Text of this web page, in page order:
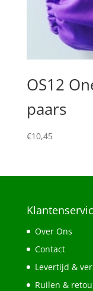
OS12
paars
€10,45
Over Ons
Contact
Levertijd &
Ruilen &